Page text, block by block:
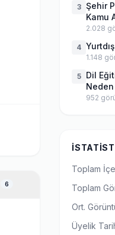
6
3 Şehir
Kamu
2.028
4
1.148
5
Dil
Neden
952
Toplam
Toplam
Ort.
Üyelik